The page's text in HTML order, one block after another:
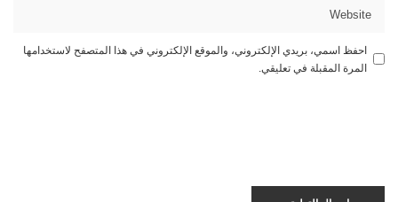
احفظ اسمي، بريدي الإلكتروني، والموقع الإلكتروني في هذا المتصفح لاستخدامها
المرة المقبلة في تعليقي.